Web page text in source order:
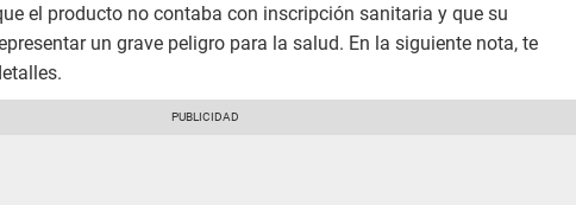
el producto no contaba con inscripción sanitaria y que su
un grave peligro para la salud. En la siguiente nota, te